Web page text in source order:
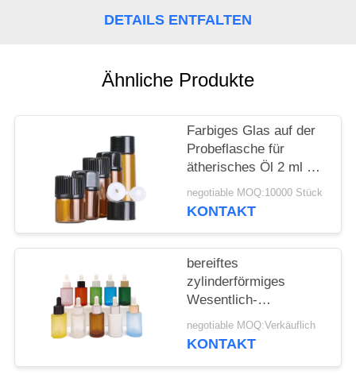
ANGEBOT
ANFORDERN
PRIVACY
POLICY
DETAILS ENTFALTEN
Ähnliche Produkte
Farbiges Glas auf der
Probeflasche für
ätherisches Öl 2 ml 3
ml 5 ml
negotiable MOQ:10000 Stück
KONTAKT
bereiftes
zylinderförmiges
Wesentlich-
kosmetisches flaches
Schulter-
negotiable MOQ:Verkäuflich
KONTAKT